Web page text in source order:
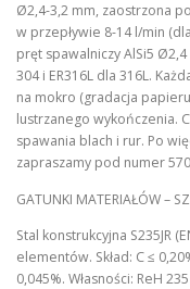
Ø2,4-3,2 mm, zaostrzona
w przepływie 8-14 l/min
pręt spawalniczy AlSi5
304 i ER316L dla 316L.
na mokro (gradacja
lustrzanego wykończenia.
spawania blach i rur. Po
zapraszamy pod numer
GATUNKI MATERIAŁÓW –
Stal konstrukcyjna S235JR
elementów. Skład: C ≤
0,045%. Własności: ReH